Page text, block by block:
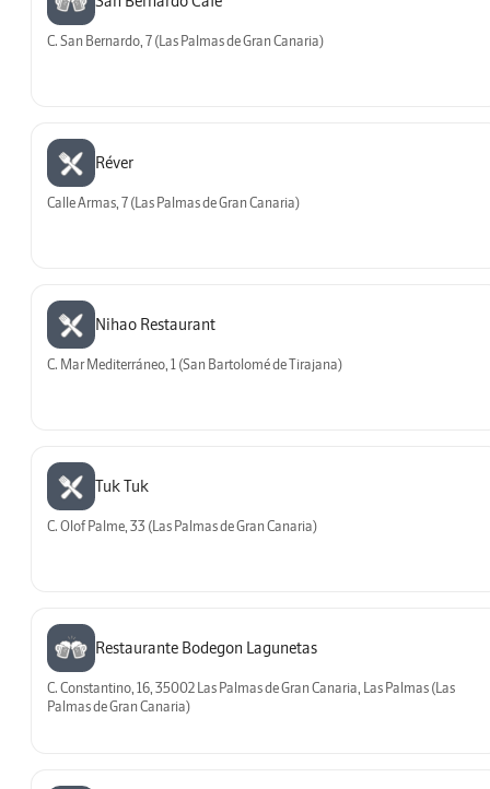
C. San Bernardo, 7 (Las Palmas de Gran Canaria)
Réver
Calle Armas, 7 (Las Palmas de Gran Canaria)
Nihao Restaurant
C. Mar Mediterráneo, 1 (San Bartolomé de Tirajana)
Tuk Tuk
C. Olof Palme, 33 (Las Palmas de Gran Canaria)
Restaurante Bodegon Lagunetas
C. Constantino, 16, 35002 Las Palmas de Gran Canaria, Las Palmas (Las
Palmas de Gran Canaria)